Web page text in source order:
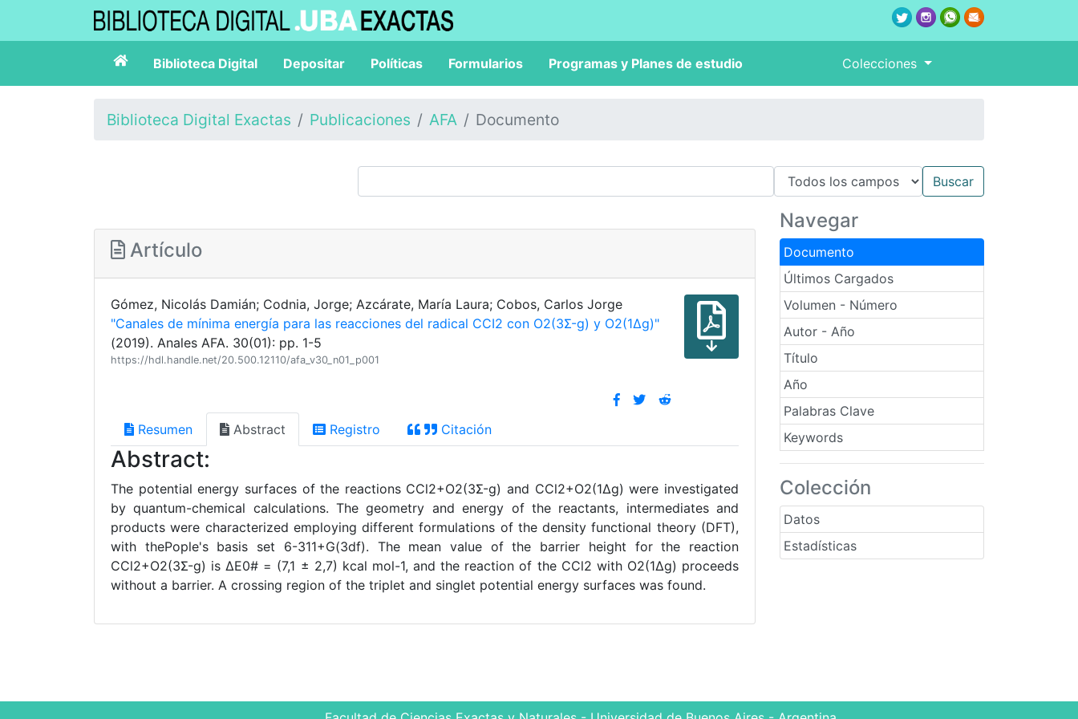
Biblioteca Digital Depositar Políticas Formularios Programas y Planes de estudio Colecciones
Biblioteca Digital Exactas Publicaciones AFA Documento
Navegar
Documento
Últimos Cargados
Volumen - Número
Autor - Año
Título
Año
Palabras Clave
Keywords
Colección
Datos
Estadísticas
Artículo
Gómez, Nicolás Damián; Codnia, Jorge; Azcárate, María Laura; Cobos, Carlos Jorge
"Canales de mínima energía para las reacciones del radical CCI2 con O2(3Σ-g) y O2(1Δg)"
(2019). Anales AFA. 30(01): pp. 1-5
https://hdl.handle.net/20.500.12110/afa_v30_n01_p001
Resumen Abstract Registro Citación
Abstract:
The potential energy surfaces of the reactions CCl2+O2(3Σ-g) and CCl2+O2(1Δg) were investigated
by quantum-chemical calculations. The geometry and energy of the reactants, intermediates and
products were characterized employing different formulations of the density functional theory (DFT),
with thePople's basis set 6-311+G(3df). The mean value of the barrier height for the reaction
CCl2+O2(3Σ-g) is ΔΕ0# = (7,1 ± 2,7) kcal mol-1, and the reaction of the CCl2 with O2(1Δg) proceeds
without a barrier. A crossing region of the triplet and singlet potential energy surfaces was found.